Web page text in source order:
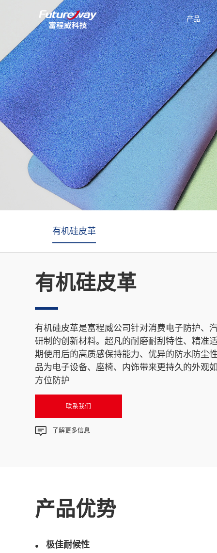
产品
有机
新能源汽车
技术数据表
公司介绍 企
有机硅皮革
有机硅皮革
有机硅皮革是富程威公司针对消费电子防护、
研制的创新材料。超凡的耐磨耐刮特性、精准
期使用后的高质感保持能力、优异的防水防尘
品为电子设备、座椅、内饰带来更持久的外观
方位防护
联系我们
了解更多信息
产品优势
● 极佳耐候性